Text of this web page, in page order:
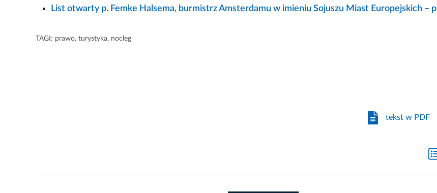
List otwarty p. Femke Halsema, burmistrz Amsterdamu w imieniu Sojuszu Miast Europejskich – pl
TAGI: prawo, turystyka, nocleg
tekst w PDF